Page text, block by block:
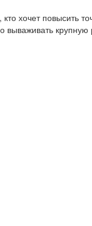
хочет повысить
вываживать